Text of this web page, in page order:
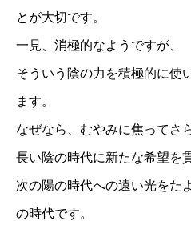
とが大切です。
一見、消極的なようですが、
そういう陰の力を積極的に使
ます。
なぜなら、むやみに焦ってさ
長い陰の時代に新たな希望を
次の陽の時代への遠い光をた
の時代です。